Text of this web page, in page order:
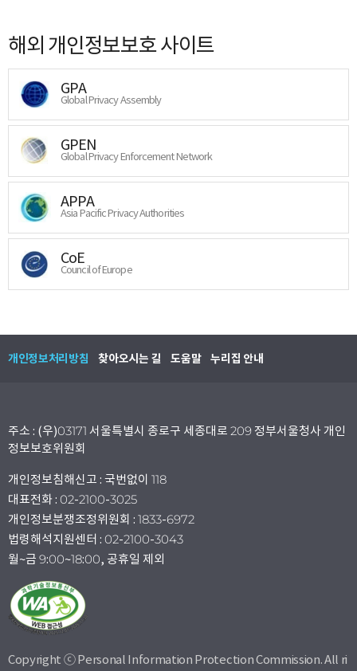
해외 개인정보보호 사이트
GPA
Global Privacy Assembly
GPEN
Global Privacy Enforcement Network
APPA
Asia Pacific Privacy Authorities
CoE
Council of Europe
개인정보처리방침 찾아오시는 길 도움말 누리집 안내
주소 : (우)03171 서울특별시 종로구 세종대로 209 정부서울청사 개인
정보보호위원회
개인정보침해신고 : 국번없이 118
대표전화 : 02-2100-3025
개인정보분쟁조정위원회 : 1833-6972
법령해석지원센터 : 02-2100-3043
월~금 9:00~18:00, 공휴일 제외
Copyright ⓒ Personal Information Protection Commission. All ri